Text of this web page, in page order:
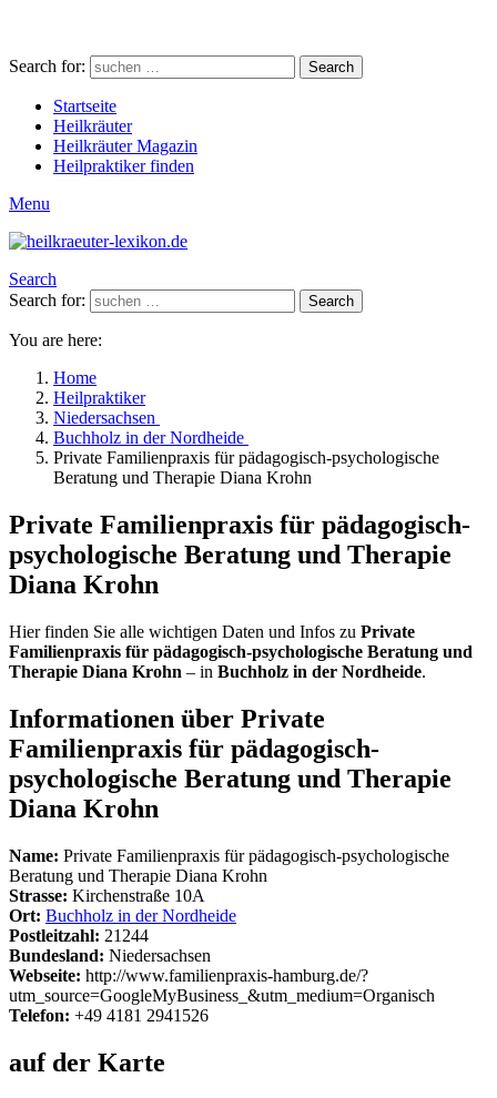
Search for: Search
Startseite
Heilkräuter
Heilkräuter Magazin
Heilpraktiker finden
Menu
Search
Search for:
Search
You are here:
Home
Heilpraktiker
Niedersachsen
Buchholz in der Nordheide
Private Familienpraxis für pädagogisch-psychologische
Beratung und Therapie Diana Krohn
Private Familienpraxis für pädagogisch-
psychologische Beratung und Therapie
Diana Krohn
Hier finden Sie alle wichtigen Daten und Infos zu Private
Familienpraxis für pädagogisch-psychologische Beratung und
Therapie Diana Krohn – in Buchholz in der Nordheide.
Informationen über Private
Familienpraxis für pädagogisch-
psychologische Beratung und Therapie
Diana Krohn
Name: Private Familienpraxis für pädagogisch-psychologische
Beratung und Therapie Diana Krohn
Strasse: Kirchenstraße 10A
Ort: Buchholz in der Nordheide
Postleitzahl: 21244
Bundesland: Niedersachsen
Webseite: http://www.familienpraxis-hamburg.de/?
utm_source=GoogleMyBusiness_&utm_medium=Organisch
Telefon: +49 4181 2941526
auf der Karte